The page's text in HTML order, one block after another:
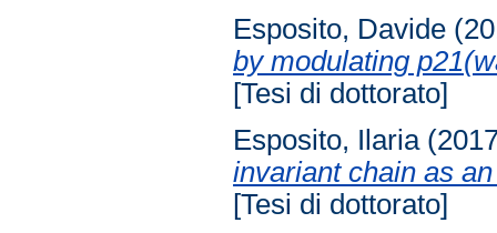
Esposito, Davide
by modulating
[Tesi di dottorato]
Esposito, Ilaria
invariant chain as
[Tesi di dottorato]